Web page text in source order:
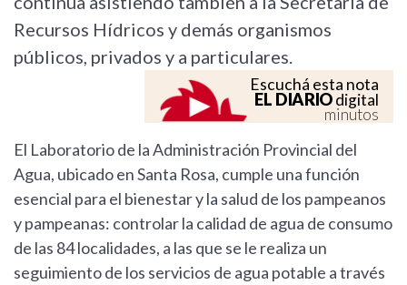
Recursos Hídricos y demás organismos
públicos, privados y a particulares.
Escuchá esta nota
EL DIARIOdigital
minutos
El Laboratorio de la Administración Provincial del
Agua, ubicado en Santa Rosa, cumple una función
esencial para el bienestar y la salud de los pampeanos
y pampeanas: controlar la calidad de agua de consumo
de las 84 localidades, a las que se le realiza un
seguimiento de los servicios de agua potable a través